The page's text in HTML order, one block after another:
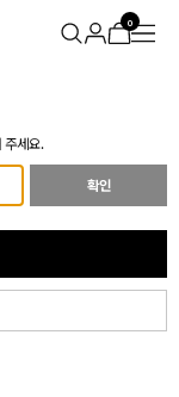
0
주세요.
확인